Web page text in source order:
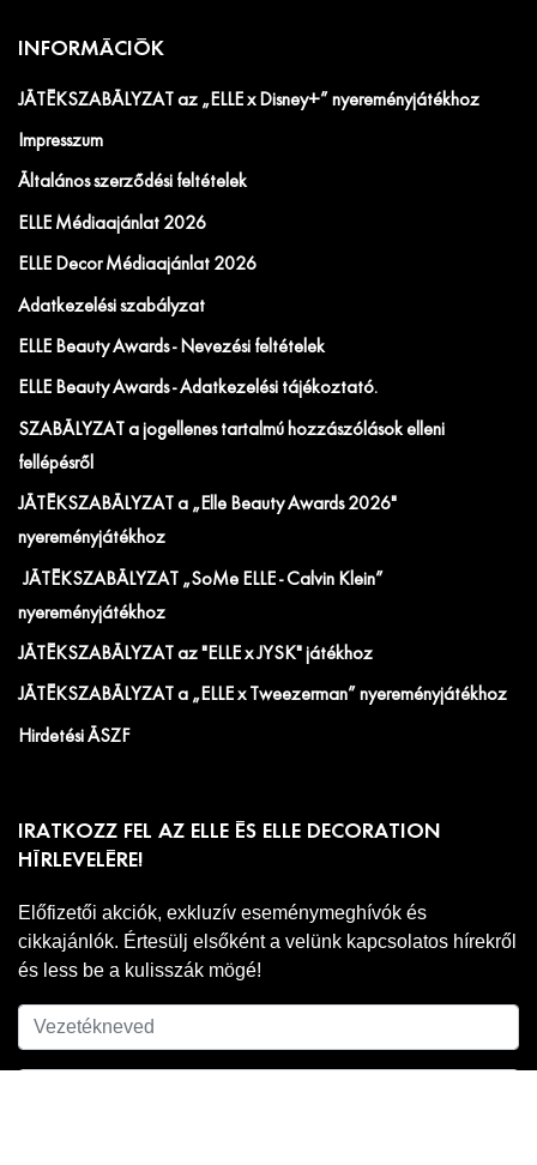
INFORMÁCIÓK
JÁTÉKSZABÁLYZAT az „ELLE x Disney+” nyereményjátékhoz
Impresszum
Általános szerződési feltételek
ELLE Médiaajánlat 2026
ELLE Decor Médiaajánlat 2026
Adatkezelési szabályzat
ELLE Beauty Awards - Nevezési feltételek
ELLE Beauty Awards - Adatkezelési tájékoztató.
SZABÁLYZAT a jogellenes tartalmú hozzászólások elleni
fellépésről
JÁTÉKSZABÁLYZAT a „Elle Beauty Awards 2026"
nyereményjátékhoz
JÁTÉKSZABÁLYZAT „SoMe ELLE - Calvin Klein”
nyereményjátékhoz
JÁTÉKSZABÁLYZAT az "ELLE x JYSK" játékhoz
JÁTÉKSZABÁLYZAT a „ELLE x Tweezerman” nyereményjátékhoz
Hirdetési ÁSZF
IRATKOZZ FEL AZ ELLE ÉS ELLE DECORATION
HÍRLEVELÉRE!
Előfizetői akciók, exkluzív eseménymeghívók és
cikkajánlók. Értesülj elsőként a velünk kapcsolatos hírekről
és less be a kulisszák mögé!